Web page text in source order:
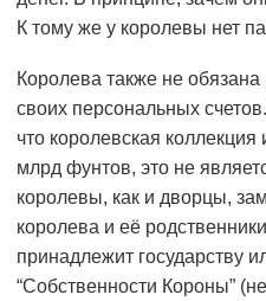
К тому же у королевы нет
Королева также не
своих персональных
что королевская коллекция
млрд фунтов, это не
королевы, как и дворцы,
королева и её
принадлежит государству
“Собственности Короны”